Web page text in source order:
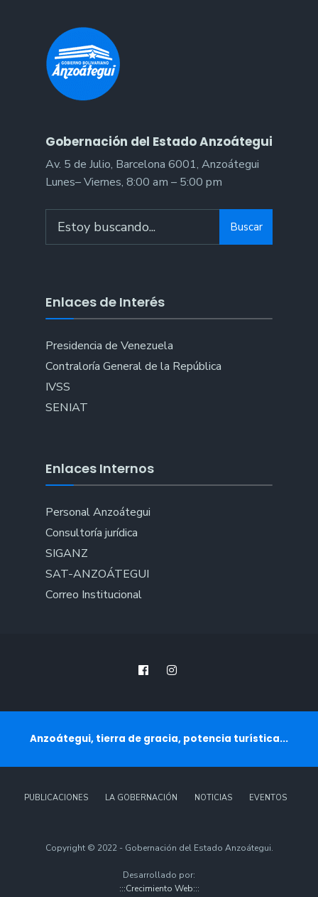
Gobernación del Estado Anzoátegui
Av. 5 de Julio, Barcelona 6001, Anzoátegui
Lunes– Viernes, 8:00 am – 5:00 pm
for:
Buscar
Enlaces de Interés
Presidencia de Venezuela
Contraloría General de la República
IVSS
SENIAT
Enlaces Internos
Personal Anzoátegui
Consultoría jurídica
SIGANZ
SAT-ANZOÁTEGUI
Correo Institucional
Anzoátegui, tierra de gracia, potencia turística...
PUBLICACIONES LA GOBERNACIÓN NOTICIAS EVENTOS
Copyright © 2022 - Gobernación del Estado Anzoátegui.
Desarrollado por:
:::Crecimiento Web:::